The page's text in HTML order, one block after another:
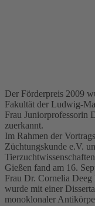
Der Förderpreis 2009
Fakultät der Ludwig-
Frau Juniorprofessorin
zuerkannt.
Im Rahmen der
Züchtungskunde e.V.
Gießen fand am 16.
Frau Dr. Cornelia
wurde mit einer
monoklonaler